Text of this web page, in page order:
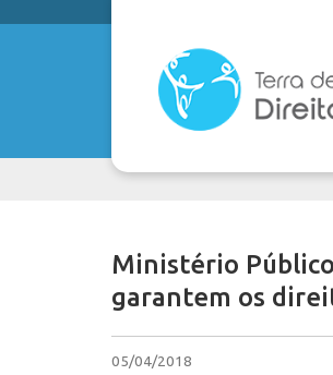
Ministério
garantem os
05/04/2018